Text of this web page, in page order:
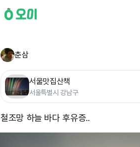
춘삼
서울맛집산책
서울특별시 강남구
철조망 하늘 바다 후유증..